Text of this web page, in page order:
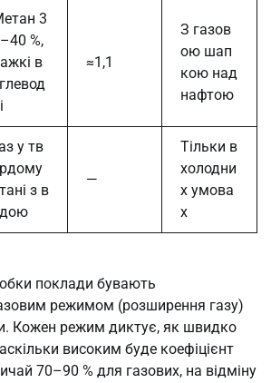
3
%,
в
≈1,1
З газов
ою шап
кою над
нафтою
у тв
з в
—
Тільки в
холодни
х умова
х
поклади бувають
режимом (розширення газу)
Кожен режим диктує, як швидко
високим буде коефіцієнт
70–90 % для газових, на відміну